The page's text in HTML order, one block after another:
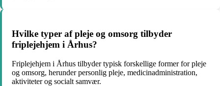
Hvilke typer af pleje og omsorg tilbyder
friplejehjem i Århus?
Friplejehjem i Århus tilbyder typisk forskellige former for pleje
og omsorg, herunder personlig pleje, medicinadministration,
aktiviteter og socialt samvær.